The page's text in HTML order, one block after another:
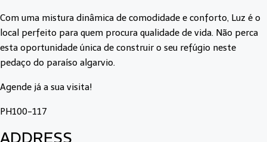
Com uma mistura dinâmica de comodidade e conforto, Luz é o
local perfeito para quem procura qualidade de vida. Não perca
esta oportunidade única de construir o seu refúgio neste
pedaço do paraíso algarvio.
Agende já a sua visita!
PH100-117
ADDRESS